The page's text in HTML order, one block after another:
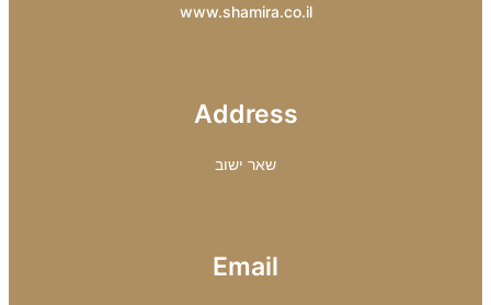
www.shamira.co.il
Address
שאר ישוב
Email